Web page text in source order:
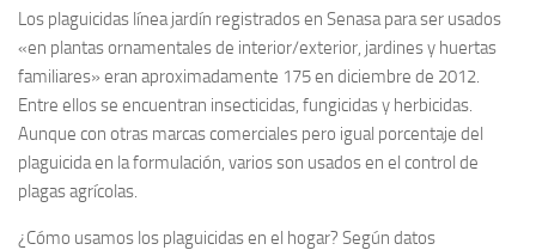
Los plaguicidas línea jardín registrados en Senasa para ser usados
«en plantas ornamentales de interior/exterior, jardines y huertas
familiares» eran aproximadamente 175 en diciembre de 2012.
Entre ellos se encuentran insecticidas, fungicidas y herbicidas.
Aunque con otras marcas comerciales pero igual porcentaje del
plaguicida en la formulación, varios son usados en el control de
plagas agrícolas.
¿Cómo usamos los plaguicidas en el hogar? Según datos